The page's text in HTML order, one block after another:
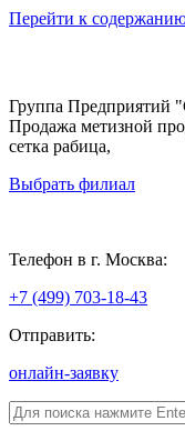
Перейти к
Группа
Продажа метизной
сетка рабица,
Выбрать филиал
Телефон в г. Москва:
+7 (499) 703-18-43
Отправить:
онлайн-заявку